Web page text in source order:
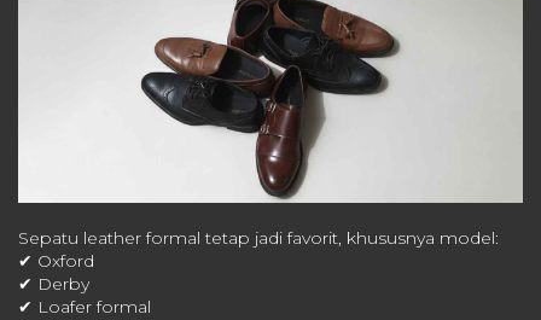
Sepatu leather formal tetap jadi favorit, khususnya model:
✔ Oxford
✔ Derby
✔ Loafer formal